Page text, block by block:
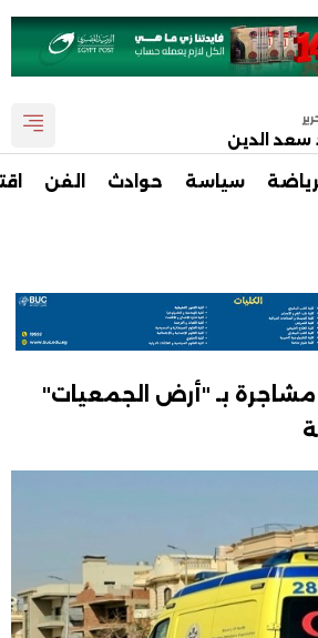
الدين
سياسة حوادث الفن
بـ "أرض الجمعيات"